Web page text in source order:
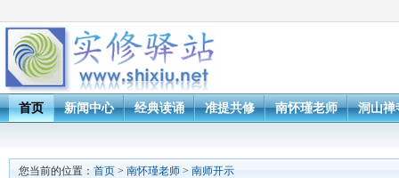
首页 新闻中心 经典读诵 准提共修 南怀瑾老师 洞山禅
您当前的位置： 首页 > 南怀瑾老师 > 南师开示